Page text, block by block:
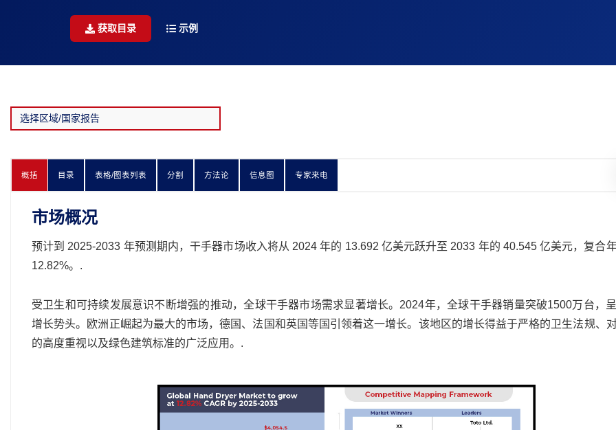
获取目录 示例
概括 目录 表格/图表列表 分割 方法论 信息图 专家来电
市场概况
预计到 2025-2033 年预测期内，干手器市场收入将从 2024 年的 13.692 亿美元跃升至 2033 年的 40.545 亿美元，复合
12.82%。.
受卫生和可持续发展意识不断增强的推动，全球干手器市场需求显著增长。2024年，全球干手器销量突破1500万台，
增长势头。欧洲正崛起为最大的市场，德国、法国和英国等国引领着这一增长。该地区的增长得益于严格的卫生法规、
的高度重视以及绿色建筑标准的广泛应用。.